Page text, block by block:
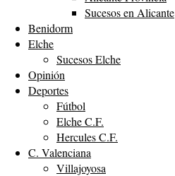
Sucesos en Alicante
Benidorm
Elche
Sucesos Elche
Opinión
Deportes
Fútbol
Elche C.F.
Hercules C.F.
C. Valenciana
Villajoyosa